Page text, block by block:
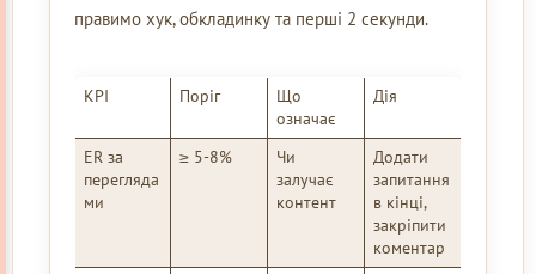
правимо хук, обкладинку та перші 2 секунди.
KPI Поріг
Що
означає
Дія
ER за
перегляда
ми
≥ 5-8%
Чи
залучає
контент
Додати
запитання
в кінці,
закріпити
коментар